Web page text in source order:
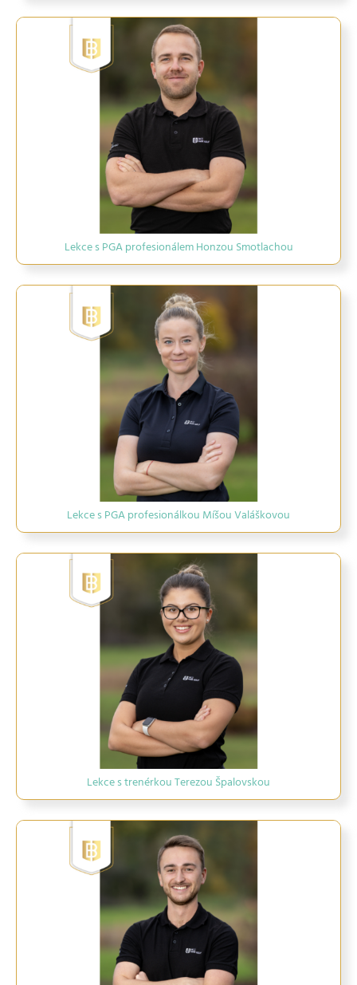
Lekce s PGA profesionálem Honzou Smotlachou
Lekce s PGA profesionálkou Míšou Valáškovou
Lekce s trenérkou Terezou Špalovskou